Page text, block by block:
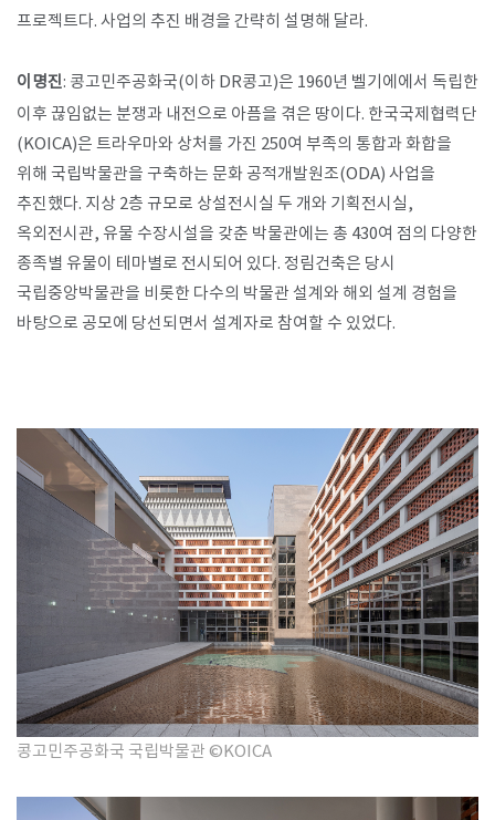
프로젝트다. 사업의 추진 배경을 간략히 설명해 달라.
이명진: 콩고민주공화국(이하 DR콩고)은 1960년 벨기에에서 독립한
이후 끊임없는 분쟁과 내전으로 아픔을 겪은 땅이다. 한국국제협력단
(KOICA)은 트라우마와 상처를 가진 250여 부족의 통합과 화합을
위해 국립박물관을 구축하는 문화 공적개발원조(ODA) 사업을
추진했다. 지상 2층 규모로 상설전시실 두 개와 기획전시실,
옥외전시관, 유물 수장시설을 갖춘 박물관에는 총 430여 점의 다양한
종족별 유물이 테마별로 전시되어 있다. 정림건축은 당시
국립중앙박물관을 비롯한 다수의 박물관 설계와 해외 설계 경험을
바탕으로 공모에 당선되면서 설계자로 참여할 수 있었다.​
콩고민주공화국 국립박물관 ©KOICA